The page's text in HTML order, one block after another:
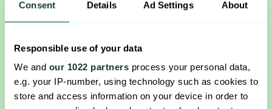
Consent Details Ad Settings About
Responsible use of your data
We and our 1022 partners process your personal data,
e.g. your IP-number, using technology such as cookies to
store and access information on your device in order to
gästresan. Jag är stolt över att vi gör avtryck i
branschen och driver utvecklingen av nästa
på tidigare kommunicerade implementationsplaner har
vi bevisat vår mognad som SaaS-bolag och står nu på
en stark grund för fortsatt tillväxt.